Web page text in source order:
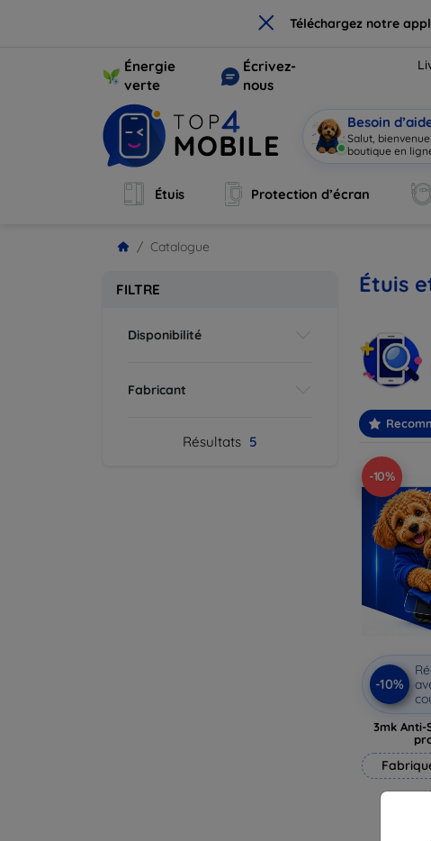
× Téléchargez notre
Énergie
verte
Écrivez-
nous
Besoin
Salut,
boutique en
Étuis Protection d’écran
Catalogue
FILTRE
Disponibilité
Fabricant
Résultats 5
Étuis
-10%
-10%
3mk Anti-